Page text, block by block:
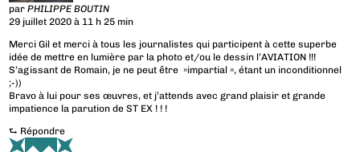
parPHILIPPE BOUTIN
29 juillet 2020 à 11 h 25 min
Merci Gil et merci à tous les journalistes qui participent à cette superbe
idée de mettre en lumière par la photo et/ou le dessin l’AVIATION !!!
S’agissant de Romain, je ne peut être »impartial », étant un inconditionnel
;-))
Bravo à lui pour ses œuvres, et j’attends avec grand plaisir et grande
impatience la parution de ST EX ! ! !
⮑ Répondre